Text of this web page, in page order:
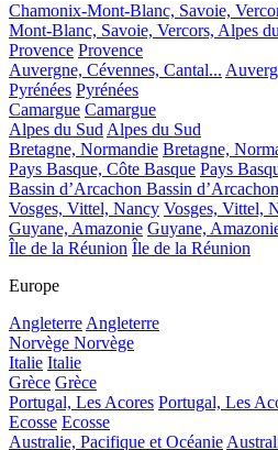
Chamonix-Mont-Blanc, Savoie,
Mont-Blanc, Savoie, Vercors, Alpes
Provence Provence
Auvergne, Cévennes, Cantal...
Pyrénées Pyrénées
Camargue Camargue
Alpes du SudAlpes du Sud
Bretagne, Normandie Bretagne,
Pays Basque, Côte Basque Pays
Bassin d’Arcachon Bassin d’Arcachon
Vosges, Vittel, Nancy Vosges, Vittel,
Guyane, Amazonie Guyane,
Île de la Réunion Île de la Réunion
Europe
AngleterreAngleterre
Norvège Norvège
Italie Italie
Grèce Grèce
Portugal, Les Acores Portugal, Les
Ecosse Ecosse
Australie, Pacifique et Océanie